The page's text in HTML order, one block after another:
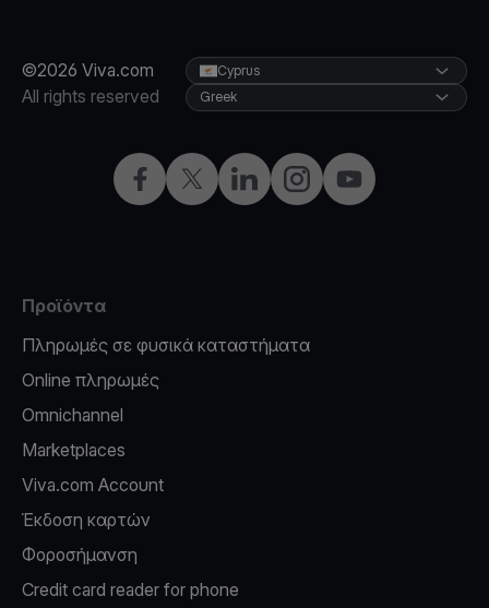
©2026 Viva.com
All rights reserved
Facebook
X LinkedInInstagramYouTube
Cyprus
Greek
Προϊόντα
Πληρωμές σε φυσικά καταστήματα
Online πληρωμές
Omnichannel
Marketplaces
Viva.com Account
Έκδοση καρτών
Φοροσήμανση
Credit card reader for phone